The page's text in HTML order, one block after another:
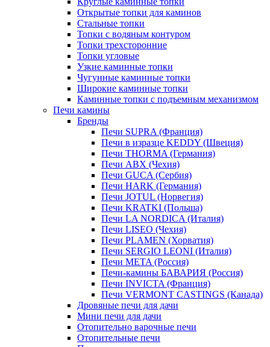
Открытые топки для каминов
Стальные топки
Топки с водяным контуром
Топки трехсторонние
Топки угловые
Узкие каминные топки
Чугунные каминные топки
Широкие каминные топки
Каминные топки с подъемным механизмом
Печи камины
Бренды
Печи SUPRA (Франция)
Печи в изразце KEDDY (Швеция)
Печи THORMA (Германия)
Печи ABX (Чехия)
Печи GUCA (Сербия)
Печи HARK (Германия)
Печи JOTUL (Норвегия)
Печи KRATKI (Польша)
Печи LA NORDICA (Италия)
Печи LISEO (Чехия)
Печи PLAMEN (Хорватия)
Печи SERGIO LEONI (Италия)
Печи META (Россия)
Печи-камины БАВАРИЯ (Россия)
Печи INVICTA (Франция)
Печи VERMONT CASTINGS (Канада)
Дровяные печи для дачи
Мини печи для дачи
Отопительно варочные печи
Отопительные печи